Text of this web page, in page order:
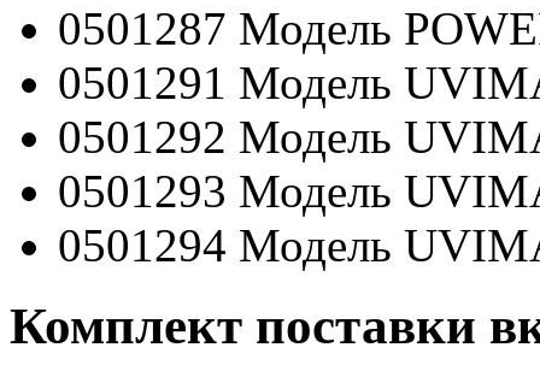
0501287 Модель
0501291 Модель
0501292 Модель
0501293 Модель
0501294 Модель
Комплект поставки